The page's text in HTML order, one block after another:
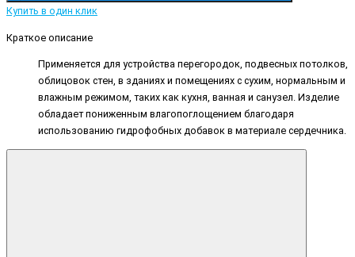
Купить в один клик
Краткое описание
Применяется для устройства перегородок, подвесных потолков,
облицовок стен, в зданиях и помещениях с сухим, нормальным и
влажным режимом, таких как кухня, ванная и санузел. Изделие
обладает пониженным влагопоглощением благодаря
использованию гидрофобных добавок в материале сердечника.